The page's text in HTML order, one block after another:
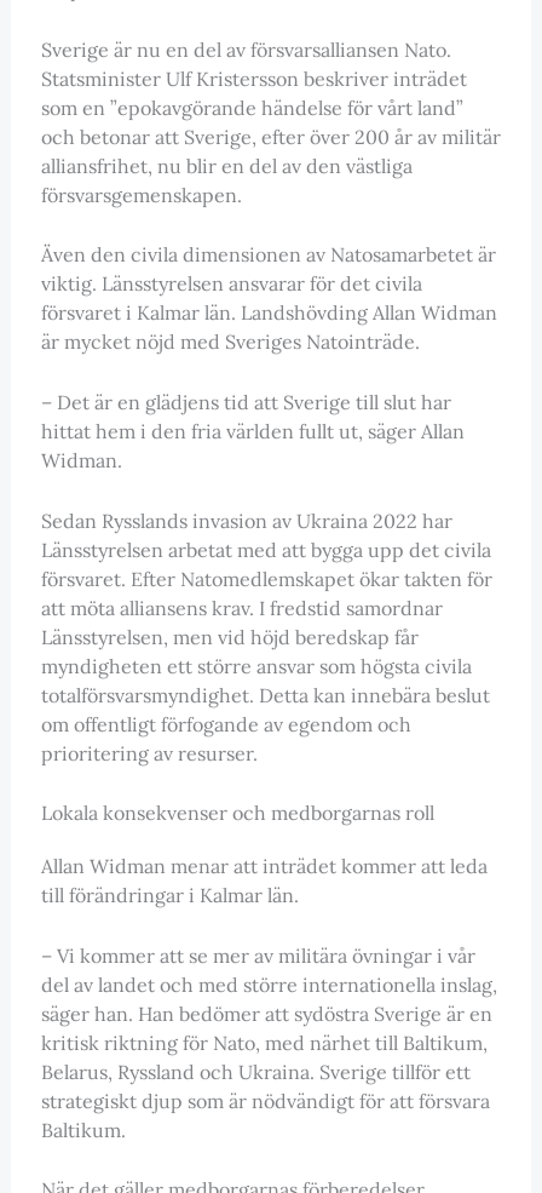
Sverige är nu en del av försvarsalliansen Nato.
Statsminister Ulf Kristersson beskriver inträdet
som en ”epokavgörande händelse för vårt land”
och betonar att Sverige, efter över 200 år av militär
alliansfrihet, nu blir en del av den västliga
försvarsgemenskapen.
Även den civila dimensionen av Natosamarbetet är
viktig. Länsstyrelsen ansvarar för det civila
försvaret i Kalmar län. Landshövding Allan Widman
är mycket nöjd med Sveriges Natointräde.
– Det är en glädjens tid att Sverige till slut har
hittat hem i den fria världen fullt ut, säger Allan
Widman.
Sedan Rysslands invasion av Ukraina 2022 har
Länsstyrelsen arbetat med att bygga upp det civila
försvaret. Efter Natomedlemskapet ökar takten för
att möta alliansens krav. I fredstid samordnar
Länsstyrelsen, men vid höjd beredskap får
myndigheten ett större ansvar som högsta civila
totalförsvarsmyndighet. Detta kan innebära beslut
om offentligt förfogande av egendom och
prioritering av resurser.
Lokala konsekvenser och medborgarnas roll
Allan Widman menar att inträdet kommer att leda
till förändringar i Kalmar län.
– Vi kommer att se mer av militära övningar i vår
del av landet och med större internationella inslag,
säger han. Han bedömer att sydöstra Sverige är en
kritisk riktning för Nato, med närhet till Baltikum,
Belarus, Ryssland och Ukraina. Sverige tillför ett
strategiskt djup som är nödvändigt för att försvara
Baltikum.